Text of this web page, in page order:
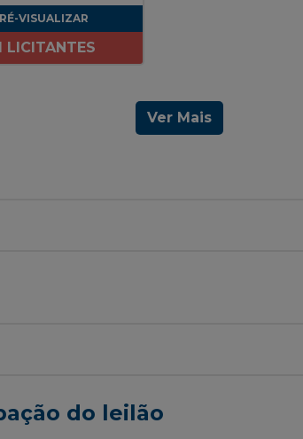
VISUALIZAR
LICITANTES
Ver Mais
do leilão